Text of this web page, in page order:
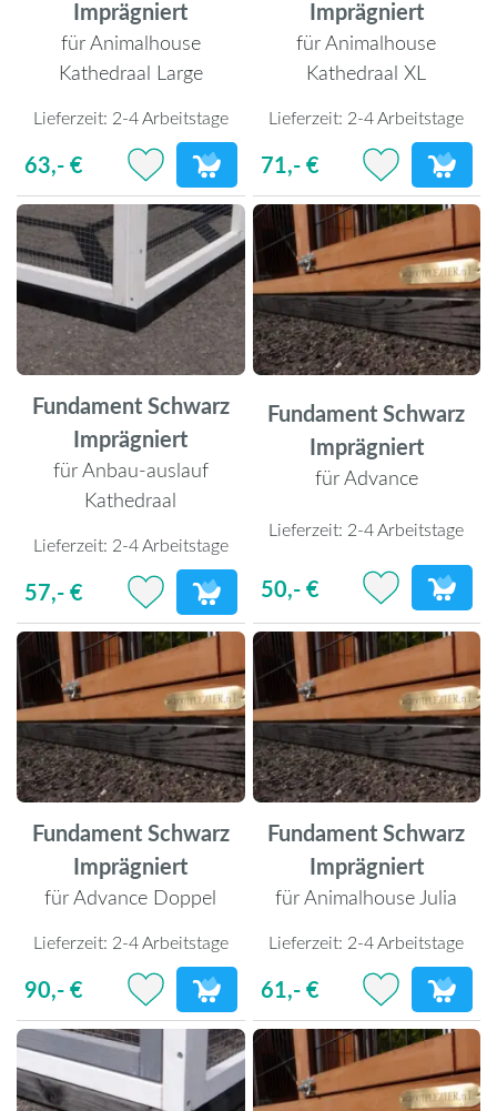
Imprägniert
für Animalhouse
Kathedraal Large
Lieferzeit: 2-4 Arbeitstage
63,- €
Imprägniert
für Animalhouse
Kathedraal XL
Lieferzeit: 2-4 Arbeitstage
71,- €
Fundament Schwarz
Imprägniert
für Anbau-auslauf
Kathedraal
Lieferzeit: 2-4 Arbeitstage
57,- €
Fundament Schwarz
Imprägniert
für Advance
Lieferzeit: 2-4 Arbeitstage
50,- €
Fundament Schwarz
Imprägniert
für Advance Doppel
Lieferzeit: 2-4 Arbeitstage
90,- €
Fundament Schwarz
Imprägniert
für Animalhouse Julia
Lieferzeit: 2-4 Arbeitstage
61,- €